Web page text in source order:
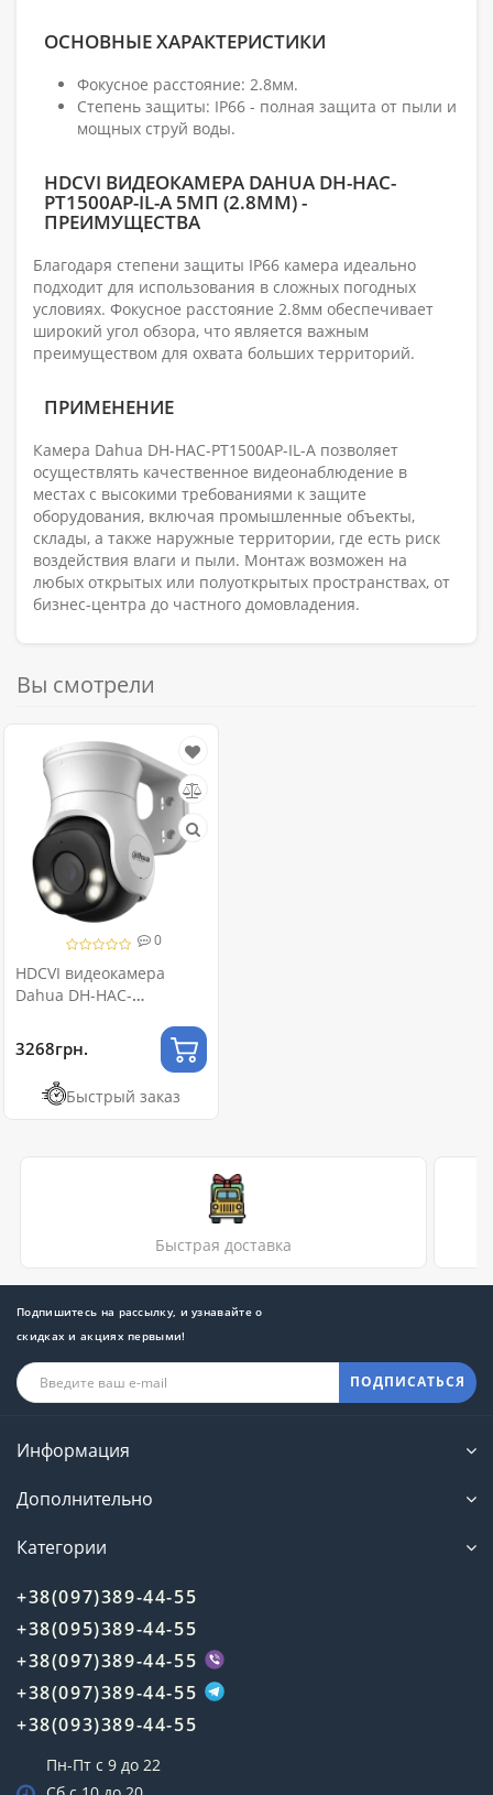
ОСНОВНЫЕ ХАРАКТЕРИСТИКИ
Фокусное расстояние: 2.8мм.
Степень защиты: IP66 - полная защита от пыли и
мощных струй воды.
HDCVI ВИДЕОКАМЕРА DAHUA DH-HAC-
PT1500AP-IL-A 5МП (2.8ММ) -
ПРЕИМУЩЕСТВА
Благодаря степени защиты IP66 камера идеально
подходит для использования в сложных погодных
условиях. Фокусное расстояние 2.8мм обеспечивает
широкий угол обзора, что является важным
преимуществом для охвата больших территорий.
ПРИМЕНЕНИЕ
Камера Dahua DH-HAC-PT1500AP-IL-A позволяет
осуществлять качественное видеонаблюдение в
местах с высокими требованиями к защите
оборудования, включая промышленные объекты,
склады, а также наружные территории, где есть риск
воздействия влаги и пыли. Монтаж возможен на
любых открытых или полуоткрытых пространствах, от
бизнес-центра до частного домовладения.
Вы смотрели
0
HDCVI видеокамера
Dahua DH-HAC-
(2.8мм)
3268грн.
Быстрый заказ
Быстрая доставка
Подпишитесь на рассылку, и узнавайте о
скидках и акциях первыми!
ПОДПИСАТЬСЯ
Информация
Дополнительно
Категории
+38(097)389-44-55
+38(095)389-44-55
+38(097)389-44-55
+38(097)389-44-55
+38(093)389-44-55
Пн-Пт с 9 до 22